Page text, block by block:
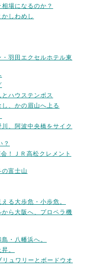
場になるのか？
しわめし
羽田エクセルホテル東
ハウステンボス
、かの眉山へ上る
、阿波中央橋をサイク
？
！ＪＲ高松クレメント
富士山
る大歩危・小歩危。
ら大阪へ、プロペラ機
・八幡浜へ。
。
ュワリーとボードウオ